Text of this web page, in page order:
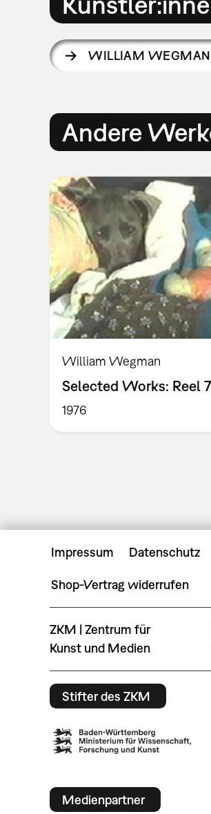
WILLIAM WEGMAN
Andere
William Wegman
Selected Works: Reel
1976
Impressum Datenschutz
Shop-Vertrag widerrufen
ZKM | Zentrum für
Kunst und Medien
Stifter des ZKM
Medienpartner